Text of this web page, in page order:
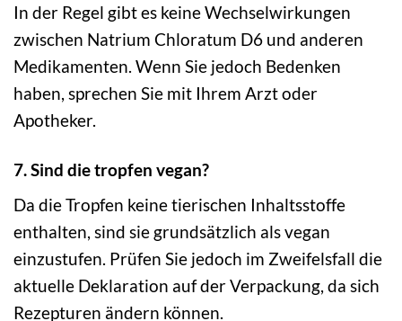
In der Regel gibt es keine Wechselwirkungen
zwischen Natrium Chloratum D6 und anderen
Medikamenten. Wenn Sie jedoch Bedenken
haben, sprechen Sie mit Ihrem Arzt oder
Apotheker.
7. Sind die tropfen vegan?
Da die Tropfen keine tierischen Inhaltsstoffe
enthalten, sind sie grundsätzlich als vegan
einzustufen. Prüfen Sie jedoch im Zweifelsfall die
aktuelle Deklaration auf der Verpackung, da sich
Rezepturen ändern können.